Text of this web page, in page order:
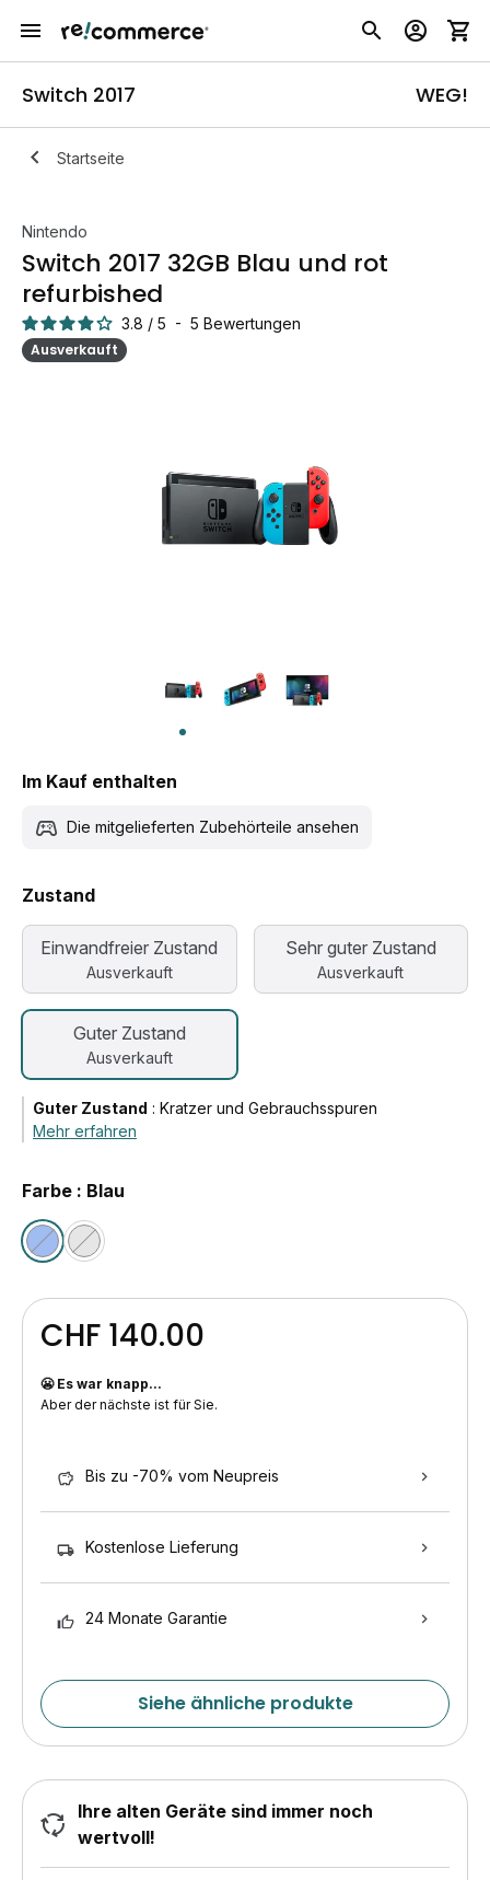
Switch 2017 WEG!
Startseite
Nintendo
Switch 2017 32GB Blau und rot
refurbished
3.8 / 5 - 5 Bewertungen
Ausverkauft
Im Kauf enthalten
Die mitgelieferten Zubehörteile ansehen
Zustand
Einwandfreier Zustand
Ausverkauft
Sehr guter Zustand
Ausverkauft
Guter Zustand
Ausverkauft
Guter Zustand : Kratzer und Gebrauchsspuren
Mehr erfahren
Farbe : Blau
CHF 140.00
😬 Es war knapp...
Aber der nächste ist für Sie.
Bis zu -70% vom Neupreis
Kostenlose Lieferung
24 Monate Garantie
Siehe ähnliche produkte
Ihre alten Geräte sind immer noch
wertvoll!